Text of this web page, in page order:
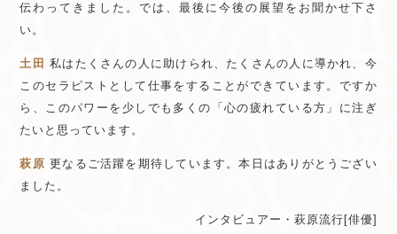
伝わってきました。では、最後に今後の展望をお聞かせ下さ
い。
土田 私はたくさんの人に助けられ、たくさんの人に導かれ、今
このセラピストとして仕事をすることができています。ですか
ら、このパワーを少しでも多くの「心の疲れている方」に注ぎ
たいと思っています。
萩原 更なるご活躍を期待しています。本日はありがとうござい
ました。
インタビュアー・萩原流行[俳優]